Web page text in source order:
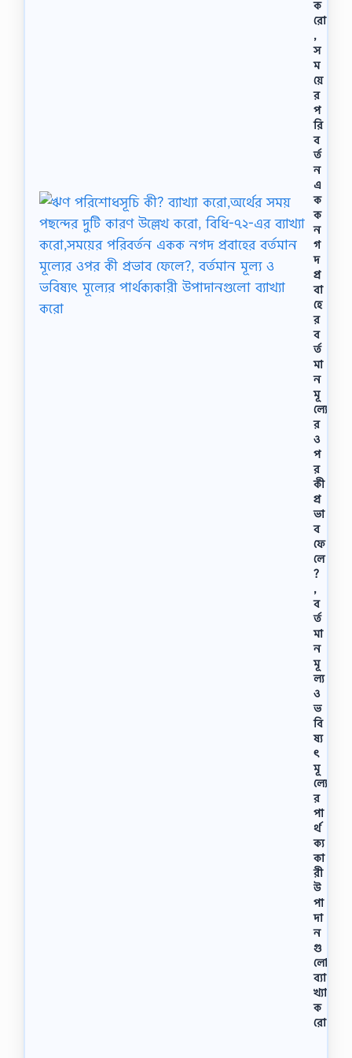
ক
রো
,
স
ম
য়ে
র
প
রি
ব
র্ত
ন
এ
ক
ক
ন
গ
দ
প্র
বা
হে
র
ব
র্ত
মা
ন
মূ
ল্যে
র
ও
প
র
কী
প্র
ভা
ব
ফে
লে
?
,
ব
র্ত
মা
ন
মূ
ল্য
ও
ভ
বি
ষ্য
ৎ
মূ
ল্যে
র
পা
র্থ
ক্য
কা
রী
উ
পা
দা
ন
গু
লো
ব্যা
খ্যা
ক
রো